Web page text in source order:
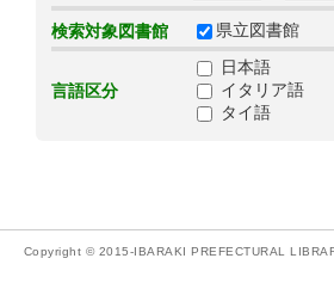
検索対象図書館 県立図書館
言語区分
日本語
イタリア語
タイ語
Copyright © 2015-IBARAKI PREFECTURAL